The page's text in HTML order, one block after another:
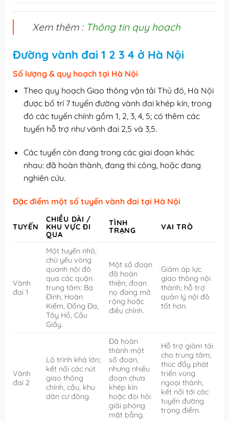
Xem thêm : Thông tin quy hoạch
Đường vành đai 1 2 3 4 ở Hà Nội
Số lượng & quy hoạch tại Hà Nội
Theo quy hoạch Giao thông vận tải Thủ đô, Hà Nội
được bố trí 7 tuyến đường vành đai khép kín, trong
đó các tuyến chính gồm 1, 2, 3, 4, 5; có thêm các
tuyến hỗ trợ như vành đai 2,5 và 3,5.
Các tuyến còn đang trong các giai đoạn khác
nhau: đã hoàn thành, đang thi công, hoặc đang
nghiên cứu.
Đặc điểm một số tuyến vành đai tại Hà Nội
TUYẾN
CHIỀU DÀI /
KHU VỰC ĐI
QUA
TÌNH
TRẠNG
VAI TRÒ
Vành
đai 1
Một tuyến nhỏ,
chủ yếu vòng
quanh nội đô
qua các quận
trung tâm: Ba
Đình, Hoàn
Kiếm, Đống Đa,
Tây Hồ, Cầu
Giấy.
Một số đoạn
đã hoàn
thiện; đoạn
nọ đang mở
rộng hoặc
điều chỉnh.
Giảm áp lực
giao thông nội
thành; hỗ trợ
quản lý nội đô
tốt hơn.
Vành
đai 2
Lộ trình khá lớn;
kết nối các nút
giao thông
chính, cầu, khu
dân cư đông.
Đã hoàn
thành một
số đoạn,
nhưng nhiều
đoạn chưa
khép kín
hoặc đòi hỏi
giải phóng
mặt bằng.
Hỗ trợ giảm tải
cho trung tâm;
thúc đẩy phát
triển vùng
ngoại thành,
kết nối tới các
tuyến đường
trọng điểm.